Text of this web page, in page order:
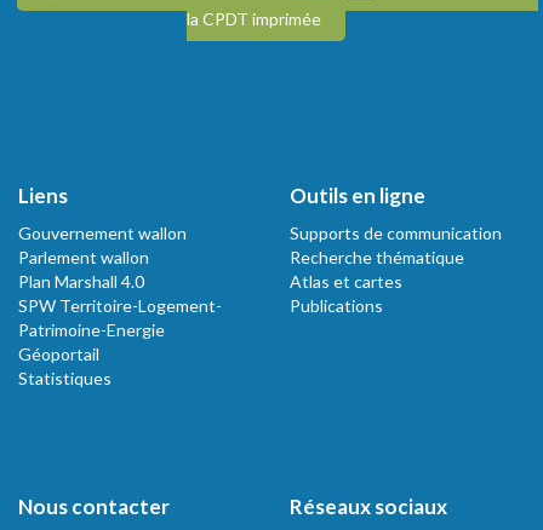
la CPDT imprimée
Liens
Gouvernement wallon
Parlement wallon
Plan Marshall 4.0
SPW Territoire-Logement-
Patrimoine-Energie
Géoportail
Statistiques
Outils en ligne
Supports de communication
Recherche thématique
Atlas et cartes
Publications
Nous contacter Réseaux sociaux